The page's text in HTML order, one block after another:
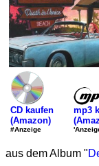
CD kaufen
(Amazon)
#Anzeige
mp3
aus dem Album "